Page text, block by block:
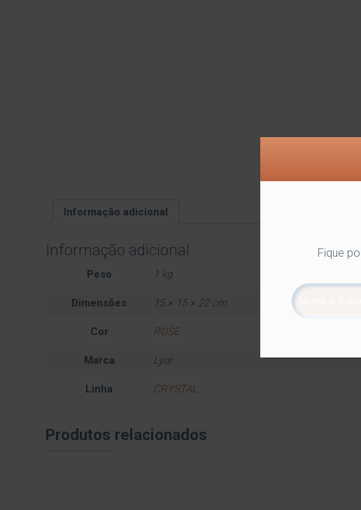
Informação adicional
Informação adicional
Peso 1 kg
Dimensões 15 × 15 × 22 cm
Cor ROSE
Marca Lyor
Linha CRYSTAL
Produtos relacionados
Fique